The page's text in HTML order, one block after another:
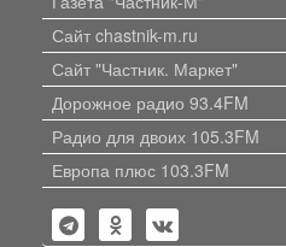
Сайт chastnik-m.ru
Сайт "Частник. Маркет"
Дорожное радио 93.4FM
Радио для двоих 105.3FM
Европа плюс 103.3FM